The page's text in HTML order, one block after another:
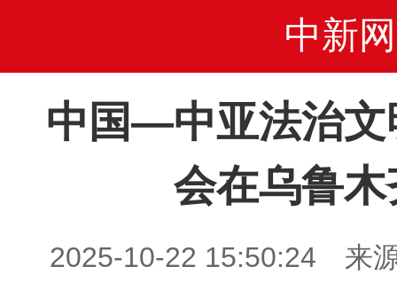
中新网
中国—中亚法治文
会在乌鲁
2025-10-22 15:50:24 来